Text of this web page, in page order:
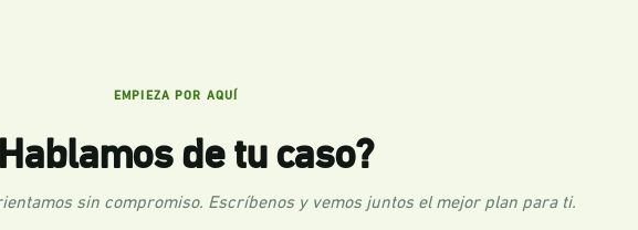
EMPIEZA POR AQUÍ
de tu caso?
sin compromiso. Escríbenos y vemos juntos el mejor plan para ti.